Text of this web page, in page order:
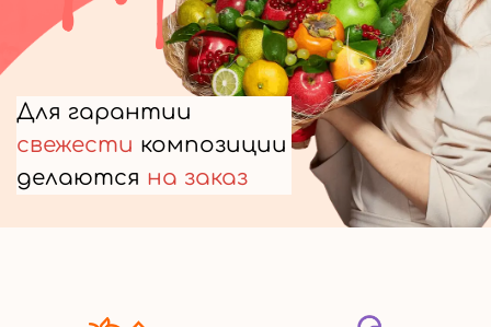
Для гарантии
свежести композиции
делаются на заказ